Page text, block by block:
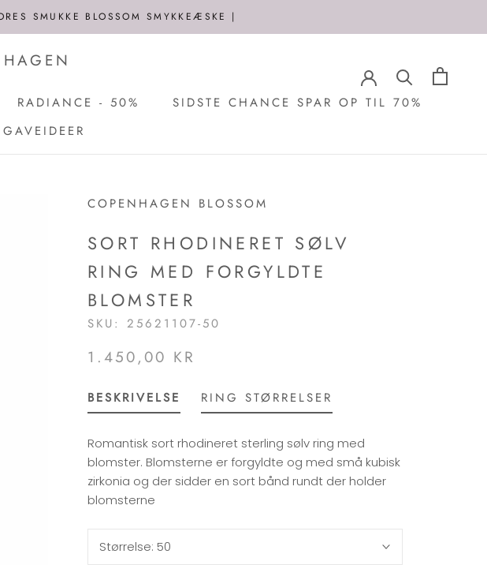
SMUKKE BLOSSOM SMYKKEÆSKE |
RADIANCE - 50% SIDSTE CHANCE SPAR OP TIL 70%
GAVEIDEER
COPENHAGEN BLOSSOM
SORT RHODINERET SØLV
RING MED FORGYLDTE
BLOMSTER
SKU: 25621107-50
1.450,00 KR
BESKRIVELSE
Romantisk sort rhodineret sterling sølv ring med
blomster. Blomsterne er forgyldte og med små kubisk
zirkonia og der sidder en sort bånd rundt der holder
blomsterne
RING STØRRELSER
Størrelse: 50